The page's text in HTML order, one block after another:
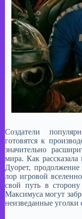
Создатели
готовятся к
значительно
мира. Как
Дуорет, продолжение
лор игровой
свой путь в
Максимуса могут
неизведанные